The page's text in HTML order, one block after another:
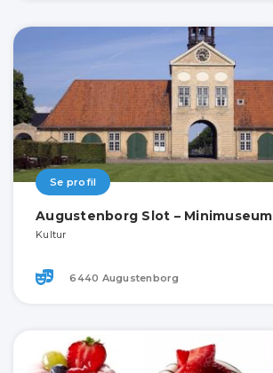
Se profil
Augustenborg Slot – Minimuseum
Kultur
6440 Augustenborg